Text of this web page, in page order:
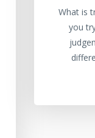
What is
you